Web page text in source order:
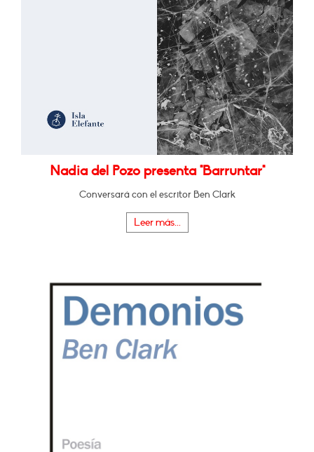
Nadia del Pozo presenta "Barruntar"
Conversará con el escritor Ben Clark
Leer más...